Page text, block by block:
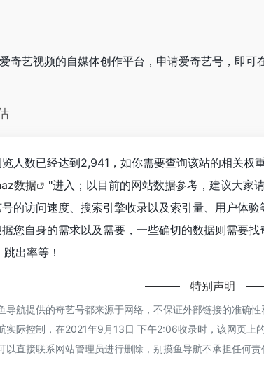
奇艺视频的自媒体创作平台，申请爱奇艺号，即可
人数已经达到2,941，如你需要查询该站的相关权
数据
"进入；以目前的网站数据参考，建议大家
的访问速度、搜索引擎收录以及索引量、用户体
您自身的需求以及需要，一些确切的数据则需要
出率等！
特别声明
导航提供的奇艺号都来源于网络，不保证外部链接的准确
实际控制，在2021年9月13日 下午2:06收录时，该网页上
以直接联系网站管理员进行删除，别摸鱼导航不承担任何责